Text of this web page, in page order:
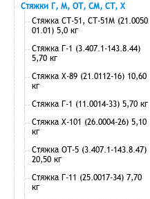
Стяжки Г, М, ОТ, СМ, СТ, Х
Стяжка СТ-51, СТ-51М (21.0050
01.01) 5,0 кг
Стяжка Г-1 (3.407.1-143.8.44)
5,70 кг
Стяжка Х-89 (21.0112-16) 10,60
кг
Стяжка Г-1 (11.0014-33) 5,70 кг
Стяжка Х-101 (26.0004-26) 5,10
кг
Стяжка ОТ-5 (3.407.1-143.8.47)
20,50 кг
Стяжка Г-11 (25.0017-34) 7,70
кг